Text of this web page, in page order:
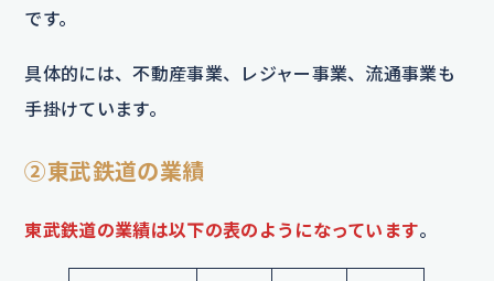
です。
具体的には、不動産事業、レジャー事業、流通事業も
手掛けています。
②東武鉄道の業績
東武鉄道の業績は以下の表のようになっています。